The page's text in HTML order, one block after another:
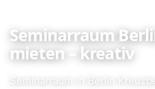
Seminarraum
mieten – kreativ
Seminarraum in Berlin